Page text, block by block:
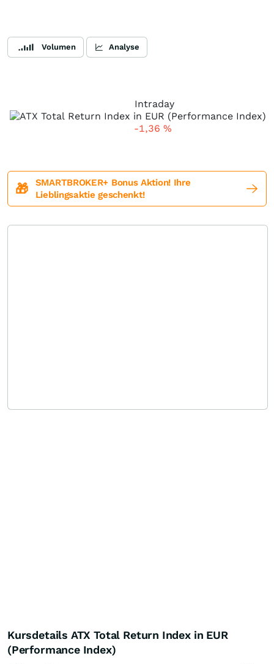
Volumen Analyse
Intraday
-1,36 %
🎁
SMARTBROKER+ Bonus Aktion! Ihre
Lieblingsaktie geschenkt!
Kursdetails ATX Total Return Index in EUR
(Performance Index)